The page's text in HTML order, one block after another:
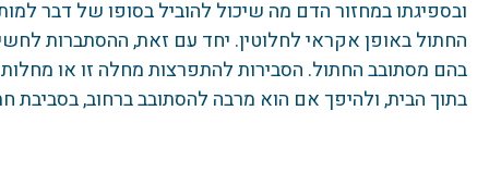
ובספיגתו במחזור הדם מה שיכול להוביל בסופו של דבר
החתול באופן אקראי לחלוטין. יחד עם זאת, ההסתברות
בהם מסתובב החתול. הסבירות להתפרצות מחלה זו או
בתוך הבית, ולהיפך אם הוא מרבה להסתובב ברחוב, בסביבת